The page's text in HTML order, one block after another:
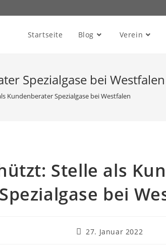
Startseite Blog Verein
Spezialgase bei Westfalen
Kundenberater Spezialgase bei Westfalen
Stelle als
Spezialgase bei
27. Januar 2022